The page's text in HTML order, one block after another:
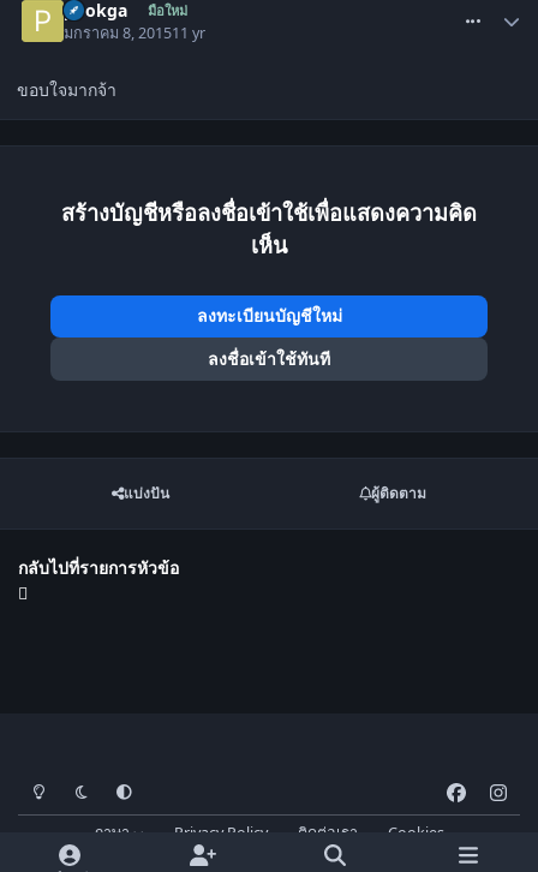
pookga มือใหม่
มกราคม 8, 201511 yr
ขอบใจมากจ้า
สร้างบัญชีหรือลงชื่อเข้าใช้เพื่อแสดงความคิด
เห็น
ลงทะเบียนบัญชีใหม่
ลงชื่อเข้าใช้ทันที
แบ่งปัน ผู้ติดตาม
กลับไปที่รายการหัวข้อ
โหมดสว่างโหมดมืด การตั้งค่าระบบ
a
n
s
ภาษา Privacy Policy ติดต่อเรา
Cookies
FM-Thai.comPowered by Invision Community